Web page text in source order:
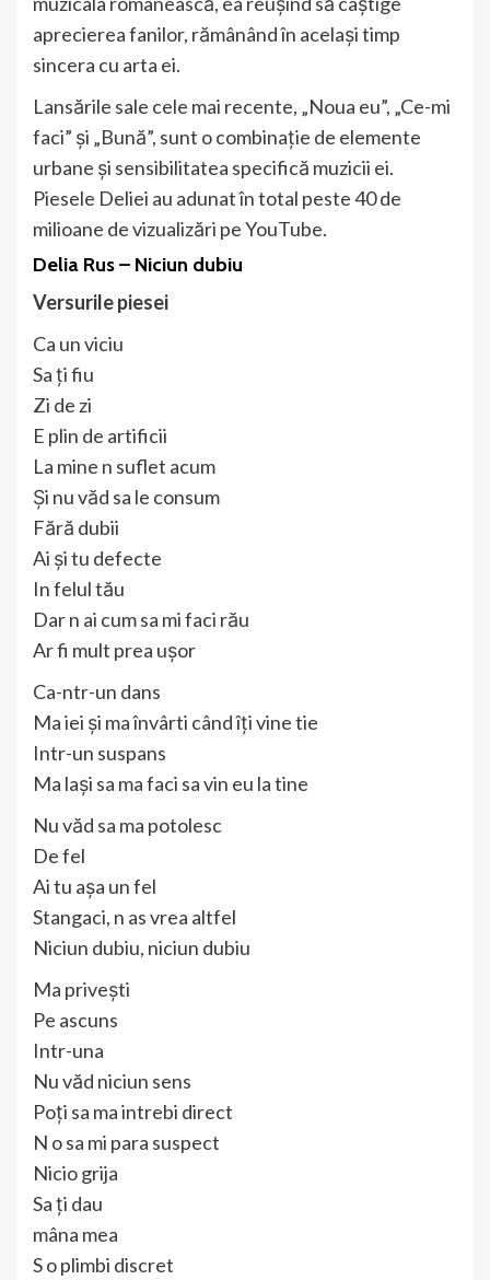
aprecierea fanilor, rămânând în același timp
sincera cu arta ei.
Lansările sale cele mai recente, „Noua eu”, „Ce-mi
faci” și „Bună”, sunt o combinație de elemente
urbane și sensibilitatea specifică muzicii ei.
Piesele Deliei au adunat în total peste 40 de
milioane de vizualizări pe YouTube.
Delia Rus – Niciun dubiu
Versurile piesei
Ca un viciu
Sa ți fiu
Zi de zi
E plin de artificii
La mine n suflet acum
Și nu văd sa le consum
Fără dubii
Ai și tu defecte
In felul tău
Dar n ai cum sa mi faci rău
Ar fi mult prea ușor
Ca-ntr-un dans
Ma iei și ma învârti când îți vine tie
Intr-un suspans
Ma lași sa ma faci sa vin eu la tine
Nu văd sa ma potolesc
De fel
Ai tu așa un fel
Stangaci, n as vrea altfel
Niciun dubiu, niciun dubiu
Ma privești
Pe ascuns
Intr-una
Nu văd niciun sens
Poți sa ma intrebi direct
N o sa mi para suspect
Nicio grija
Sa ți dau
mâna mea
S o plimbi discret